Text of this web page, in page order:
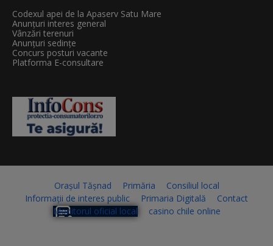
Codexul apei de la Apaserv Satu Mare
Anunțuri interes general
Vânzări terenuri
Anunțuri sedințe
Concurs posturi vacante
Platforma E-consultare
Orașul Tășnad Primăria
Consiliul local
Informații de interes public
Primaria Digitală
Contact
Monitorul oficial local
casino chile online